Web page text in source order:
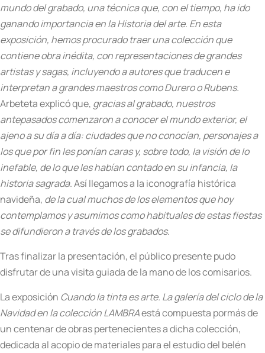
mundo del grabado, una técnica que, con el tiempo, ha ido
ganando importancia en la Historia del arte. En esta
exposición, hemos procurado traer una colección que
contiene obra inédita, con representaciones de grandes
artistas y sagas, incluyendo a autores que traducen e
interpretan a grandes maestros como Durero o Rubens.
Arbeteta explicó que, gracias al grabado, nuestros
antepasados comenzaron a conocer el mundo exterior, el
ajeno a su día a día: ciudades que no conocían, personajes a
los que por fin les ponían caras y, sobre todo, la visión de lo
inefable, de lo que les habían contado en su infancia, la
historia sagrada. Así llegamos a la iconografía histórica
navideña, de la cual muchos de los elementos que hoy
contemplamos y asumimos como habituales de estas fiestas
se difundieron a través de los grabados.
Tras finalizar la presentación, el público presente pudo
disfrutar de una visita guiada de la mano de los comisarios.
La exposición Cuando la tinta es arte. La galeríadel ciclo de la
Navidad en la colección LAMBRAestá compuesta pormás de
un centenar de obras pertenecientes a dicha colección,
dedicada al acopio de materiales para el estudio del belén